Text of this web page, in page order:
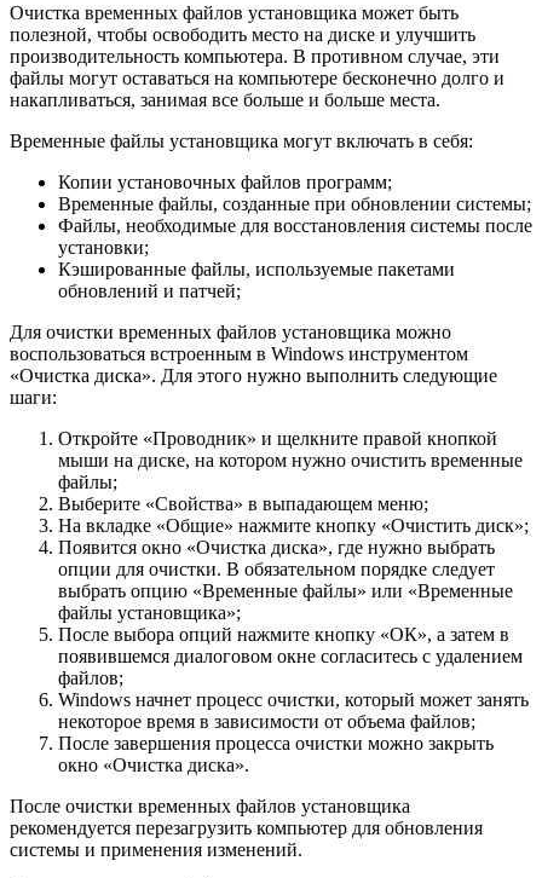
Очистка временных файлов установщика может быть
полезной, чтобы освободить место на диске и улучшить
производительность компьютера. В противном случае, эти
файлы могут оставаться на компьютере бесконечно долго и
накапливаться, занимая все больше и больше места.
Временные файлы установщика могут включать в себя:
Копии установочных файлов программ;
Временные файлы, созданные при обновлении системы;
Файлы, необходимые для восстановления системы после
установки;
Кэшированные файлы, используемые пакетами
обновлений и патчей;
Для очистки временных файлов установщика можно
воспользоваться встроенным в Windows инструментом
«Очистка диска». Для этого нужно выполнить следующие
шаги:
Откройте «Проводник» и щелкните правой кнопкой
мыши на диске, на котором нужно очистить временные
файлы;
Выберите «Свойства» в выпадающем меню;
На вкладке «Общие» нажмите кнопку «Очистить диск»;
Появится окно «Очистка диска», где нужно выбрать
опции для очистки. В обязательном порядке следует
выбрать опцию «Временные файлы» или «Временные
файлы установщика»;
После выбора опций нажмите кнопку «ОК», а затем в
появившемся диалоговом окне согласитесь с удалением
файлов;
Windows начнет процесс очистки, который может занять
некоторое время в зависимости от объема файлов;
После завершения процесса очистки можно закрыть
окно «Очистка диска».
После очистки временных файлов установщика
рекомендуется перезагрузить компьютер для обновления
системы и применения изменений.